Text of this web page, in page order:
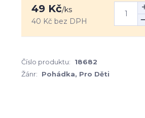
49 Kč/ks
40 Kč bez DPH
Číslo produktu: 18682
Žánr:
Pohádka, Pro Děti